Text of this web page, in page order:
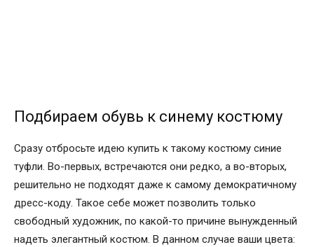
Подбираем обувь к синему костюму
Сразу отбросьте идею купить к такому костюму синие
туфли. Во-первых, встречаются они редко, а во-вторых,
решительно не подходят даже к самому демократичному
дресс-коду. Такое себе может позволить только
свободный художник, по какой-то причине вынужденный
надеть элегантный костюм. В данном случае ваши цвета: